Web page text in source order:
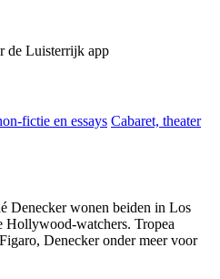
de Luisterrijk app
fictie en essays Cabaret, theater
Denecker wonen beiden in Los
Hollywood-watchers. Tropea
Denecker onder meer voor